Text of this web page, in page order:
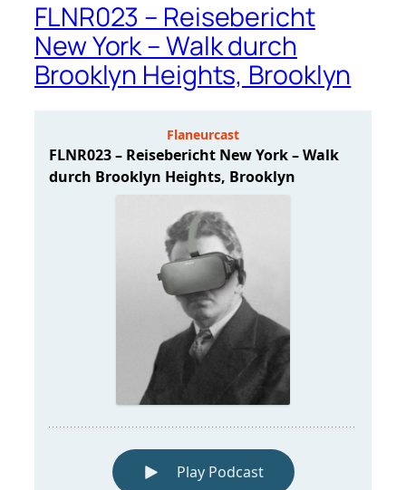
FLNR023 – Reisebericht
New York – Walk durch
Brooklyn Heights, Brooklyn